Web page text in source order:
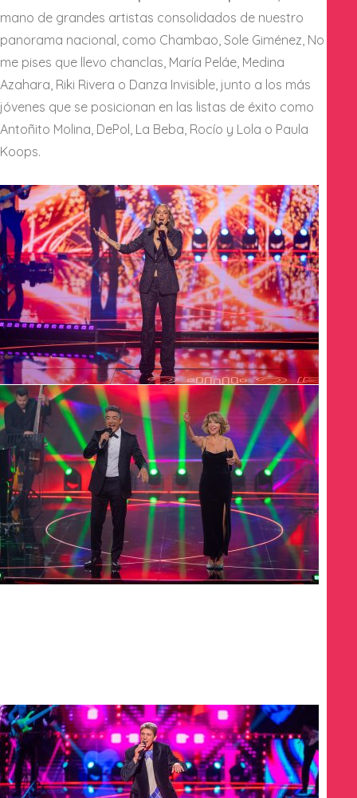
mano de grandes artistas consolidados de nuestro
panorama nacional, como Chambao, Sole Giménez, No
me pises que llevo chanclas, María Peláe, Medina
Azahara, Riki Rivera o Danza Invisible, junto a los más
jóvenes que se posicionan en las listas de éxito como
Antoñito Molina, DePol, La Beba, Rocío y Lola o Paula
Koops.